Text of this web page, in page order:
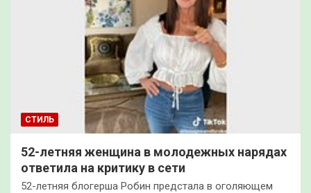
СТИЛЬ
52-летняя женщина в молодежных нарядах
ответила на критику в сети
52-летняя блогерша Робин предстала в оголяющем